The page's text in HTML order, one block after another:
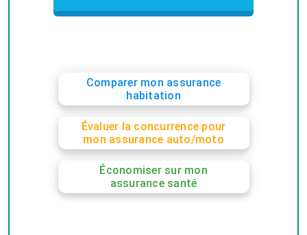
Comparer mon assurance
habitation
Évaluer la concurrence pour
mon assurance auto/moto
Économiser sur mon
assurance santé